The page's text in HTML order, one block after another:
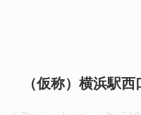
（仮称）横浜駅